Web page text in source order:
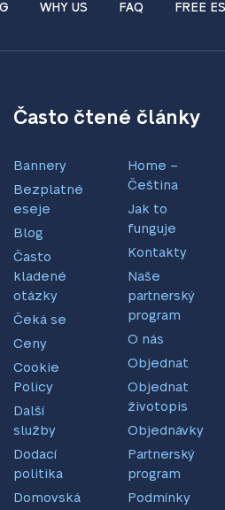
WHY US FAQ FREE
Často čtené články
Bannery
Bezplatné
eseje
Blog
Často
kladené
otázky
Čeká se
Ceny
Cookie
Policy
Další
služby
Dodací
politika
Domovská
Home –
Čeština
Jak to
funguje
Kontakty
Naše
partnerský
program
O nás
Objednat
Objednat
životopis
Objednávky
Partnerský
program
Podmínky